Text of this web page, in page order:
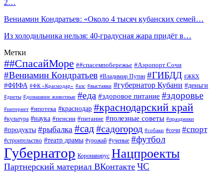
2…
Вениамин Кондратьев: «Около 4 тысяч кубанских семей…
Из холодильника нельзя: 40-градусная жара придёт в…
Метки
##СпасайМоре ##спасемпобережье #Аэропорт Сочи
#Вениамин Кондратьев #Владимир Путин #ГИБДД #ЖКХ
#ФИФА #ФК «Краснодар» #азс #выставки #губернатор Кубани #деньги
#диеты #домашние животные #еда #здоровое питание #здоровье
#интернет #ипотека #краснодар #краснодарский край
#культура #наука #пенсии #питание #полезные советы #праздники
#продукты #рыбалка #сад #садогород #собаки #сочи #спорт
#строительство #театр драмы #урожай #ученые #футбол
Губернатор Коронавирус Нацпроекты
Партнерский материал ВКонтакте ЧС